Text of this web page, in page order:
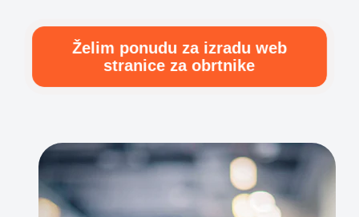
Želim ponudu za izradu web
stranice za obrtnike